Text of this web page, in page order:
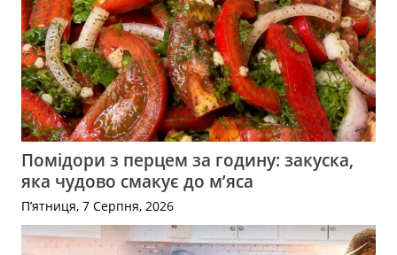
Помідори з перцем за годину: закуска,
яка чудово смакує до м’яса
П’ятниця, 7 Серпня, 2026